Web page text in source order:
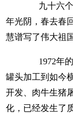
九十六个
年光阴，春去春
慧谱写了伟大祖
1972年的
罐头加工到如今
开发、肉牛生猪
化，已经发生了